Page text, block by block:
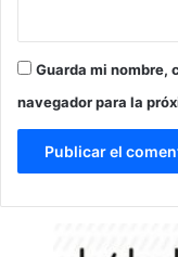
Guarda mi nombre,
navegador para la